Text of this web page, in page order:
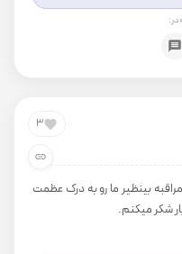
در:
3
بینظیر ما رو به درک عظمت
شکر میکنم.